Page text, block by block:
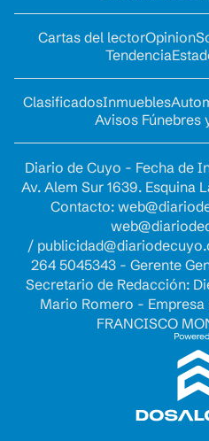
Cartas del lectorOpinion
Tendencia
ClasificadosInmuebles
Avisos Fúnebres
Diario de Cuyo - Fecha de
Av. Alem Sur 1639. Esquina
Contacto:
/
264 5045343 - Gerente
Secretario de Redacción:
Mario Romero -
FRANCISCO